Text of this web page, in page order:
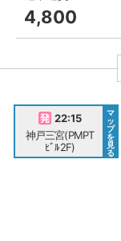
4,800
22:15
神戸三宮(PMPT
ﾋﾞﾙ2F)
マ
ッ
プ
を
見
る